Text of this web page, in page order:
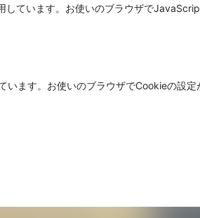
ています。お使いのブラウザで
います。お使いのブラウザでCookieの設